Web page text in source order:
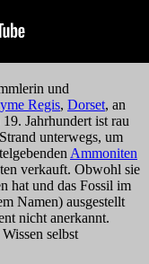
und
Regis, Dorset, an
Jahrhundert ist rau
unterwegs, um
Ammoniten
verkauft. Obwohl sie
hat und das Fossil im
Namen) ausgestellt
nicht anerkannt.
selbst